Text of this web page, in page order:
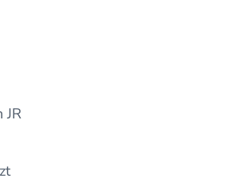
JR